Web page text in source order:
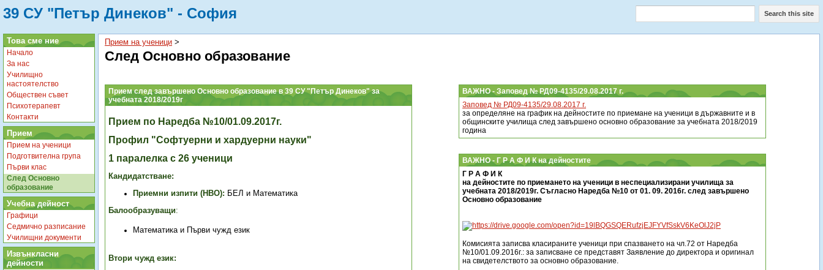
39 СУ "Петър Динеков" - София Search this site
Това сме ние
Начало
За нас
Училищно
настоятелство
Обществен съвет
Психотерапевт
Контакти
Прием
Прием на ученици
Подготвителна група
Първи клас
След Основно
образование
Учебна дейност
Графици
Седмично разписание
Училищни документи
Извънкласни
дейности
Прием на ученици ‎ > ‎
След Основно образование
Прием след завършено Основно образование в 39 СУ "Петър Динеков" за
учебната 2018/2019г
Прием по Наредба №10/01.09.2017г.
Профил "Софтуерни и хардуерни науки"
1 паралелка с 26 ученици
Кандидатстване:
Приемни изпити (НВО): БЕЛ и Математика
Балообразуващи:
Математика и Първи чужд език
Втори чужд език:
ВАЖНО - Заповед № РД09-4135/29.08.2017 г.
Заповед № РД09-4135/29.08.2017 г.
за определяне на график на дейностите по приемане на ученици в държавните и в
общинските училища след завършено основно образование за учебната 2018/2019
година
ВАЖНО - Г Р А Ф И К на дейностите
Г Р А Ф И К
на дейностите по приемането на ученици в неспециализирани училища за
учебната 2018/2019г. Съгласно Наредба №10 от 01. 09. 2016г. след завършено
Основно образование
Комисията записва класираните ученици при спазването на чл.72 от Наредба
№10/01.09.2016г.: за записване се представят Заявление до директора и оригинал
на свидетелството за основно образование.